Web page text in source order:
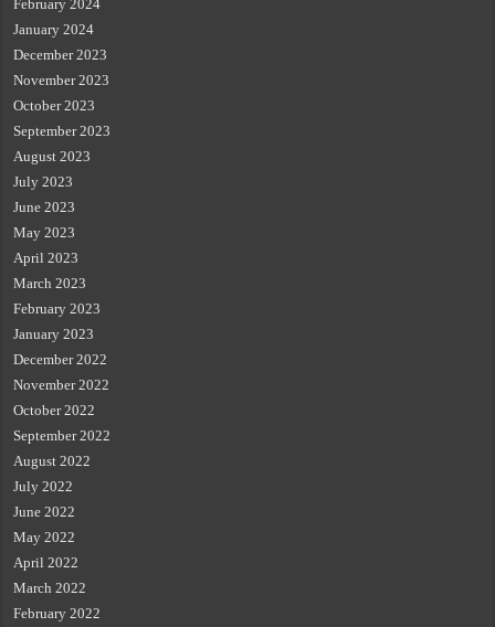
February 2024
January 2024
December 2023
November 2023
October 2023
September 2023
August 2023
July 2023
June 2023
May 2023
April 2023
March 2023
February 2023
January 2023
December 2022
November 2022
October 2022
September 2022
August 2022
July 2022
June 2022
May 2022
April 2022
March 2022
February 2022